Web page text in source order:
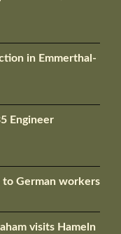
in Emmerthal-
Engineer
German workers
visits Hameln